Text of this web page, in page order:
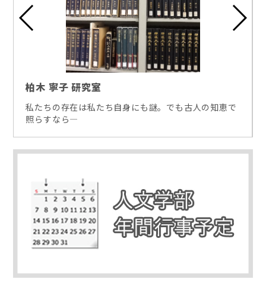
柏木 寧子 研究室
私たちの存在は私たち自身にも謎。でも古人の知恵で
照らすなら―